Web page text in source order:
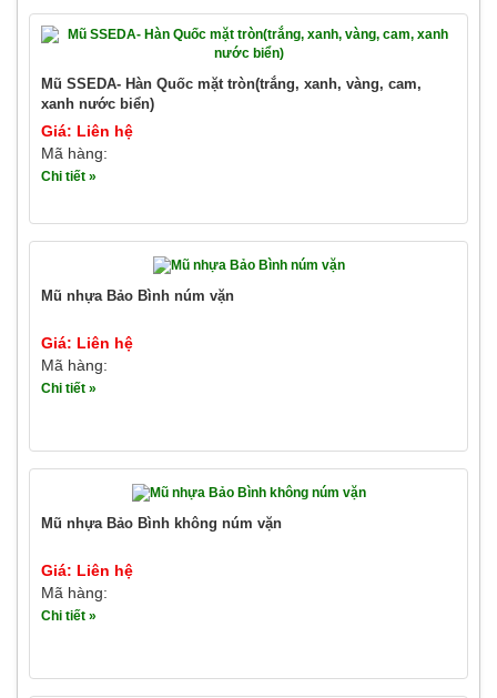
Mũ SSEDA- Hàn Quốc mặt tròn(trắng, xanh, vàng, cam,
xanh nước biển)
Giá: Liên hệ
Mã hàng:
Chi tiết »
Mũ nhựa Bảo Bình núm vặn
Giá: Liên hệ
Mã hàng:
Chi tiết »
Mũ nhựa Bảo Bình không núm vặn
Giá: Liên hệ
Mã hàng:
Chi tiết »